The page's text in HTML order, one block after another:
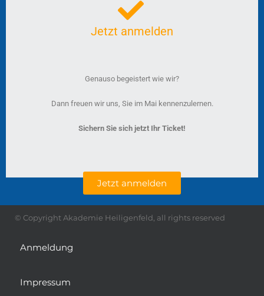
Jetzt anmelden
Genauso begeistert wie wir?
Dann freuen wir uns, Sie im Mai kennenzulernen.
Sichern Sie sich jetzt Ihr Ticket!
Jetzt anmelden
© Copyright Akademie Heiligenfeld, all rights reserved
Anmeldung
Impressum